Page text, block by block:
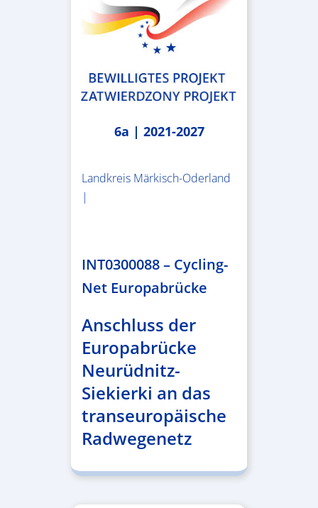
6a | 2021-2027
Landkreis Märkisch-Oderland
|
INT0300088 – Cycling-
Net Europabrücke
Anschluss der
Europabrücke
Neurüdnitz-
Siekierki an das
transeuropäische
Radwegenetz